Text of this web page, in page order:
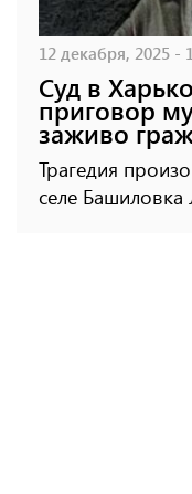
12 декабря, 2025 -
Суд в
приговор
заживо
Трагедия
селе Башиловка